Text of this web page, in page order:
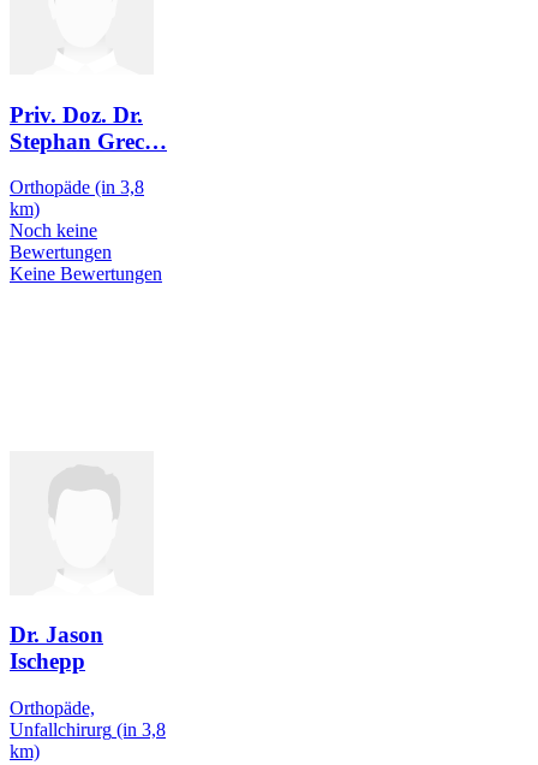
Priv. Doz. Dr.
Stephan Grec…
Orthopäde (in 3,8
km)
Noch keine
Bewertungen
Keine Bewertungen
Dr. Jason
Ischepp
Orthopäde,
Unfallchirurg (in 3,8
km)